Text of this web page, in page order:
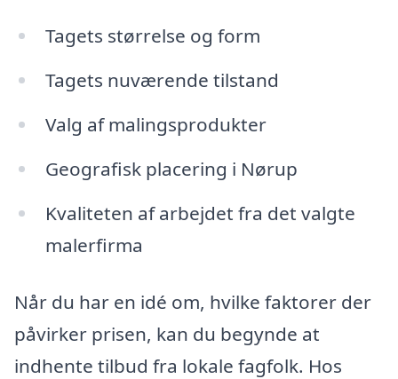
Tagets størrelse og form
Tagets nuværende tilstand
Valg af malingsprodukter
Geografisk placering i Nørup
Kvaliteten af arbejdet fra det valgte
malerfirma
Når du har en idé om, hvilke faktorer der
påvirker prisen, kan du begynde at
indhente tilbud fra lokale fagfolk. Hos